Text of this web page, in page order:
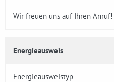
Wir freuen uns auf Ihren Anruf!
Energieausweis
Energieausweistyp